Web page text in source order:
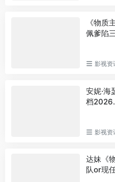
《物质
佩爹陷
影视资
安妮·海
档
影视资
达妹《
队or现